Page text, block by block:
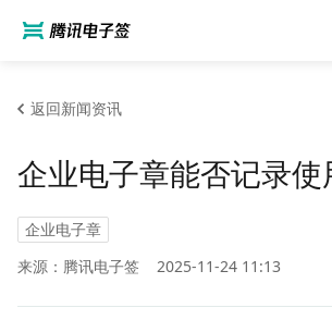
返回新闻资讯
企业电子章能否记录使
企业电子章
来源：腾讯电子签
2025-11-24 11:13